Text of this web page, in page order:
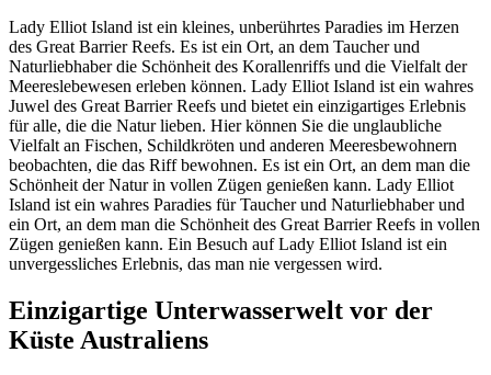
Lady Elliot Island ist ein kleines, unberührtes Paradies im Herzen
des Great Barrier Reefs. Es ist ein Ort, an dem Taucher und
Naturliebhaber die Schönheit des Korallenriffs und die Vielfalt der
Meereslebewesen erleben können. Lady Elliot Island ist ein wahres
Juwel des Great Barrier Reefs und bietet ein einzigartiges Erlebnis
für alle, die die Natur lieben. Hier können Sie die unglaubliche
Vielfalt an Fischen, Schildkröten und anderen Meeresbewohnern
beobachten, die das Riff bewohnen. Es ist ein Ort, an dem man die
Schönheit der Natur in vollen Zügen genießen kann. Lady Elliot
Island ist ein wahres Paradies für Taucher und Naturliebhaber und
ein Ort, an dem man die Schönheit des Great Barrier Reefs in vollen
Zügen genießen kann. Ein Besuch auf Lady Elliot Island ist ein
unvergessliches Erlebnis, das man nie vergessen wird.
Einzigartige Unterwasserwelt vor der
Küste Australiens